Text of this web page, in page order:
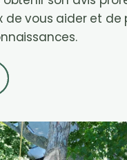
de vous aider et de